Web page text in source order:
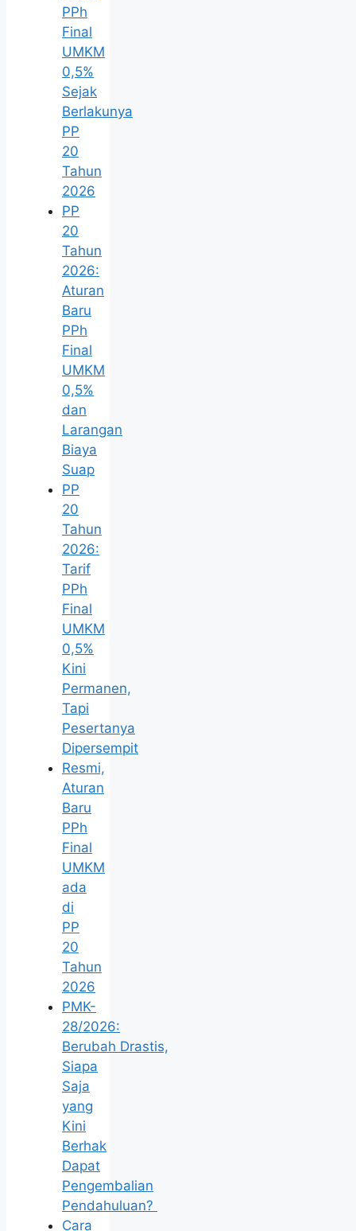
PPh
Final
UMKM
0,5%
Sejak
Berlakunya
PP
20
Tahun
2026
PP
20
Tahun
2026:
Aturan
Baru
PPh
Final
UMKM
0,5%
dan
Larangan
Biaya
Suap
PP
20
Tahun
2026:
Tarif
PPh
Final
UMKM
0,5%
Kini
Permanen,
Tapi
Pesertanya
Dipersempit
Resmi,
Aturan
Baru
PPh
Final
UMKM
ada
di
PP
20
Tahun
2026
PMK-
28/2026:
Berubah Drastis,
Siapa
Saja
yang
Kini
Berhak
Dapat
Pengembalian
Pendahuluan?
Cara